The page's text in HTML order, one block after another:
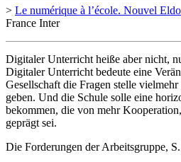
> Le numérique à l’école. Nouvel
France Inter
Digitaler Unterricht heiße aber nicht,
Digitaler Unterricht bedeute eine
Gesellschaft die Fragen stelle
geben. Und die Schule solle eine
bekommen, die von mehr
geprägt sei.
Die Forderungen der Arbeitsgruppe,